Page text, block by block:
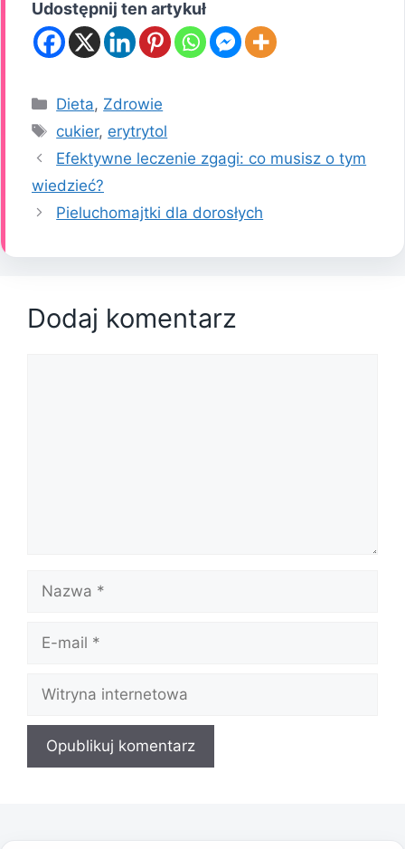
Udostępnij ten artykuł
Kategorie
Dieta, Zdrowie
Tagi
cukier, erytrytol
Efektywne leczenie zgagi: co musisz o tym
wiedzieć?
Pieluchomajtki dla dorosłych
Dodaj komentarz
Nazwa
Witryna
internetowa